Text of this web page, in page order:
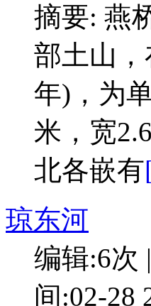
摘要: 燕
部土山
年)，为
米，宽
北各嵌有
琼东河
编辑:6次
间:02-28